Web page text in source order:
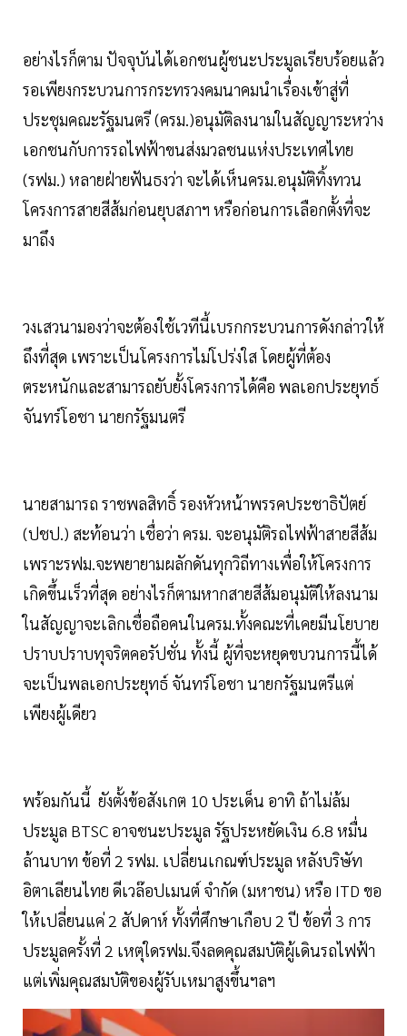
อย่างไรก็ตาม ปัจจุบันได้เอกชนผู้ชนะประมูลเรียบร้อยแล้ว
รอเพียงกระบวนการกระทรวงคมนาคมนำเรื่องเข้าสู่ที่
ประชุมคณะรัฐมนตรี (ครม.)อนุมัติลงนามในสัญญาระหว่าง
เอกชนกับการรถไฟฟ้าขนส่งมวลชนแห่งประเทศไทย
(รฟม.) หลายฝ่ายฟันธงว่า จะได้เห็นครม.อนุมัติทิ้งทวน
โครงการสายสีส้มก่อนยุบสภาฯ หรือก่อนการเลือกตั้งที่จะ
มาถึง
วงเสวนามองว่าจะต้องใช้เวทีนี้เบรกกระบวนการดังกล่าวให้
ถึงที่สุด เพราะเป็นโครงการไม่โปร่งใส โดยผู้ที่ต้อง
ตระหนักและสามารถยับยั้งโครงการได้คือ พลเอกประยุทธ์
จันทร์โอชา นายกรัฐมนตรี
นายสามารถ ราชพลสิทธิ์ รองหัวหน้าพรรคประชาธิปัตย์
(ปชป.) สะท้อนว่า เชื่อว่า ครม. จะอนุมัติรถไฟฟ้าสายสีส้ม
เพราะรฟม.จะพยายามผลักดันทุกวิถีทางเพื่อให้โครงการ
เกิดขึ้นเร็วที่สุด อย่างไรก็ตามหากสายสีส้มอนุมัติให้ลงนาม
ในสัญญาจะเลิกเชื่อถือคนในครม.ทั้งคณะที่เคยมีนโยบาย
ปราบปราบทุจริตคอรัปชั่น ทั้งนี้ ผู้ที่จะหยุดขบวนการนี้ได้
จะเป็นพลเอกประยุทธ์ จันทร์โอชา นายกรัฐมนตรีแต่
เพียงผู้เดียว
พร้อมกันนี้ ยังตั้งข้อสังเกต 10 ประเด็น อาทิ ถ้าไม่ล้ม
ประมูล BTSC อาจชนะประมูล รัฐประหยัดเงิน 6.8 หมื่น
ล้านบาท ข้อที่ 2 รฟม. เปลี่ยนเกณฑ์ประมูล หลังบริษัท
อิตาเลียนไทย ดีเวล๊อปเมนต์ จำกัด (มหาชน) หรือ ITD ขอ
ให้เปลี่ยนแค่ 2 สัปดาห์ ทั้งที่ศึกษาเกือบ 2 ปี ข้อที่ 3 การ
ประมูลครั้งที่ 2 เหตุใดรฟม.จึงลดคุณสมบัติผู้เดินรถไฟฟ้า
แต่เพิ่มคุณสมบัติของผู้รับเหมาสูงขึ้นฯลฯ